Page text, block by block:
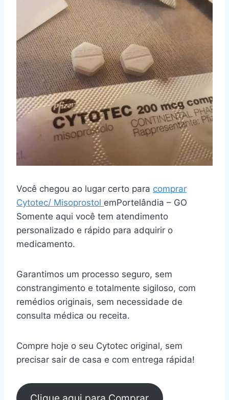
Você chegou ao lugar certo para comprar
Cytotec/ Misoprostol emPortelândia – GO
Somente aqui você tem atendimento
personalizado e rápido para adquirir o
medicamento.
Garantimos um processo seguro, sem
constrangimento e totalmente sigiloso, com
remédios originais, sem necessidade de
consulta médica ou receita.
Compre hoje o seu Cytotec original, sem
precisar sair de casa e com entrega rápida!